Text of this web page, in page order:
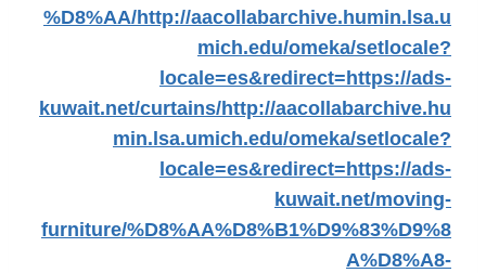
%D8%AA/http://aacollabarchive.humin.lsa.u
mich.edu/omeka/setlocale?
locale=es&redirect=https://ads-
kuwait.net/curtains/http://aacollabarchive.hu
min.lsa.umich.edu/omeka/setlocale?
locale=es&redirect=https://ads-
kuwait.net/moving-
furniture/%D8%AA%D8%B1%D9%83%D9%8
A%D8%A8-